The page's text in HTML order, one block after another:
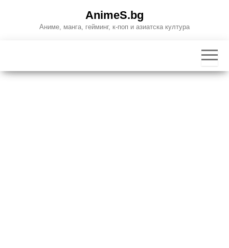
AnimeS.bg
Аниме, манга, гейминг, к-поп и азиатска култура